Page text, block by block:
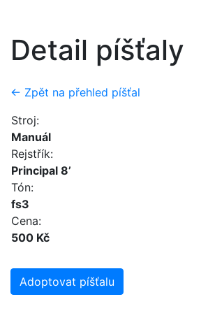
Detail píšťaly
← Zpět na přehled píšťal
Stroj:
Manuál
Rejstřík:
Principal 8’
Tón:
fs3
Cena:
500 Kč
Adoptovat píšťalu